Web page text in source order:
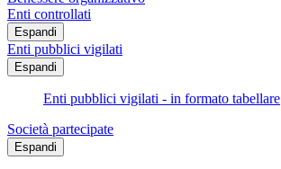
Enti controllati
Espandi
Enti pubblici vigilati
Espandi
Enti pubblici vigilati - in formato tabellare
Società partecipate
Espandi